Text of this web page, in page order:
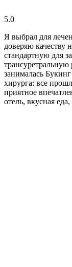
5.0
Я выбрал для
доверяю
стандартную для
занималась
хирурга: все
приятное
отель, вкусная